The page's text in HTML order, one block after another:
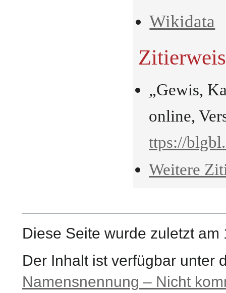
Wikidata
„Gewis,
online,
ttps://
Weitere
Diese Seite wurde zuletzt
Der Inhalt ist verfügbar unter
Namensnennung – Nicht